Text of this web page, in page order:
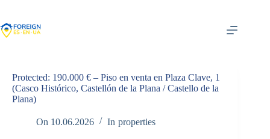
content
Protected: 190.000 € – Piso en venta en Plaza Clave, 1
(Casco Histórico, Castellón de la Plana / Castello de la
Plana)
On 10.06.2026 In properties